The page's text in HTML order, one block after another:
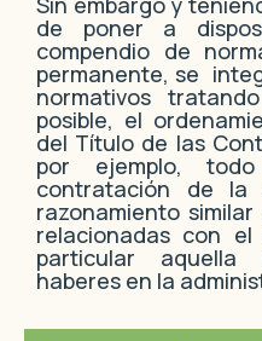
de poner a
compendio de
permanente, se
normativos
posible, el
del Título de las
por ejemplo,
contratación de la
razonamiento
relacionadas con
particular
haberes en la